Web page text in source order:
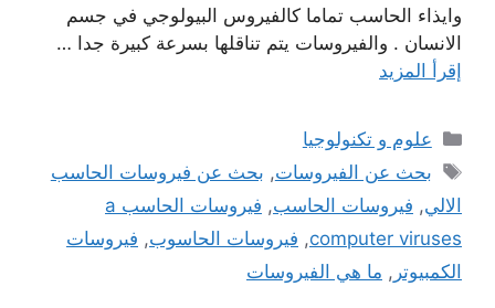
وايذاء الحاسب تماما كالفيروس البيولوجي في جسم
الانسان . والفيروسات يتم تناقلها بسرعة كبيرة جدا …
إقرأ المزيد
التصنيفات
علوم و تكنولوجيا
الوسوم
بحث عن الفيروسات, بحث عن فيروسات الحاسب
الالي, فيروسات الحاسب,
فيروسات الحاسب a
computer viruses
, فيروسات الحاسوب, فيروسات
الكمبيوتر , ما هي الفيروسات